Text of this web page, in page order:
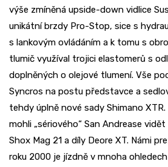
výše zmíněná upside-down vidlice
unikátní brzdy Pro-Stop, sice s
s lankovým ovládáním a k tomu s
tlumič využíval trojici elastomerů s
doplněných o olejové tlumení. Vše
Syncros na postu představce a
tehdy úplně nové sady Shimano
mohli „sériového“ San Andrease
Shox Mag 21 a díly Deore XT. Námi
roku 2000 je jízdně v mnoha